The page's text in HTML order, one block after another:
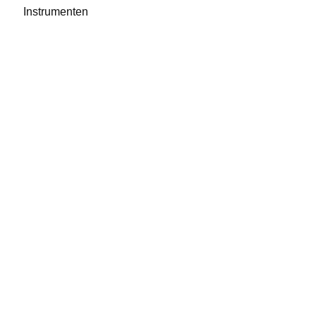
Instrumenten